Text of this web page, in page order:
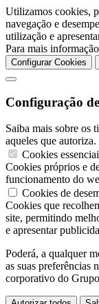
Utilizamos cookies,
navegação e
utilização e
Para mais
Configurar Cookies
Configuração
Saiba mais sobre os
aqueles que autoriza.
Cookies
Cookies próprios e
funcionamento do
Cookies de
Cookies que
site, permitindo
e apresentar
Poderá, a qualquer
as suas preferências
corporativo do